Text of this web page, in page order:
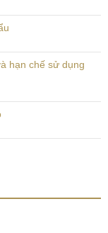
hạn chế sử dụng